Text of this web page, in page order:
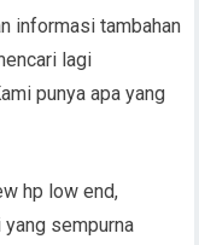
informasi tambahan
lagi
punya apa yang
hp low end,
sempurna